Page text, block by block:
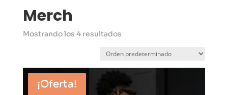
Merch
Mostrando los 4 resultados
¡Oferta!